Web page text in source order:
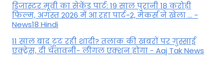
डिजास्टर मूवी का सेकेंड पार्ट: 19 साल पुरानी 18 करोड़ी
फिल्म, अगस्त 2026 में आ रहा पार्ट-2, मेकर्स ने खेला ... -
News18 Hindi
11 साल बाद टूट रही शादी? तलाक की खबरों पर गुस्साई
एक्ट्रेस, दी चेतावनी- लीगल एक्शन होगा - Aaj Tak News